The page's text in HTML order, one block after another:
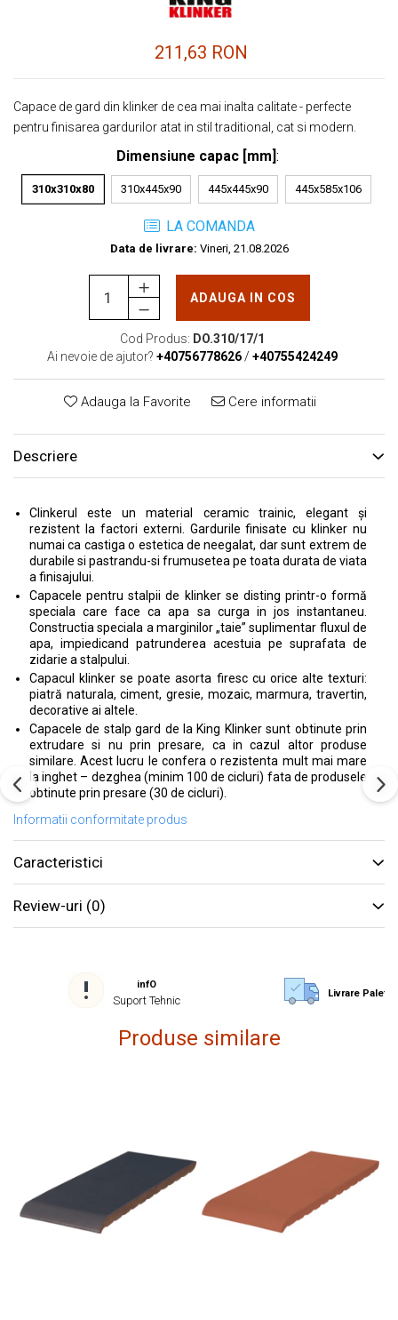
211,63 RON
Capace de gard din klinker de cea mai inalta calitate - perfecte
pentru finisarea gardurilor atat in ​​stil traditional, cat si modern.
Dimensiune capac [mm]:
310x310x80 310x445x90 445x445x90 445x585x106
LA COMANDA
Data de livrare: Vineri, 21.08.2026
ADAUGA IN COS
Cod Produs: DO.310/17/1
Ai nevoie de ajutor? +40756778626 / +40755424249
Adauga la Favorite Cere informatii
Descriere
Clinkerul este un material ceramic trainic, elegant și
rezistent la factori externi. Gardurile finisate cu klinker nu
numai ca castiga o estetica de neegalat, dar sunt extrem de
durabile si pastrandu-si frumusetea pe toata durata de viata
a finisajului.
Capacele pentru stalpii de klinker se disting printr-o formă
speciala care face ca apa sa curga in jos instantaneu.
Constructia speciala a marginilor „taie” suplimentar fluxul de
apa, impiedicand patrunderea acestuia pe suprafata de
zidarie a stalpului.
Capacul klinker se poate asorta firesc cu orice alte texturi:
piatră naturala, ciment, gresie, mozaic, marmura, travertin,
decorative ai altele.
Capacele de stalp gard de la King Klinker sunt obtinute prin
extrudare si nu prin presare, ca in cazul altor produse
similare. Acest lucru le confera o rezistenta mult mai mare
la inghet – dezghea (minim 100 de cicluri) fata de produsele
obtinute prin presare (30 de cicluri).
Informatii conformitate produs
Caracteristici
Review-uri (0)
infO
Suport Tehnic Livrare
Produse similare